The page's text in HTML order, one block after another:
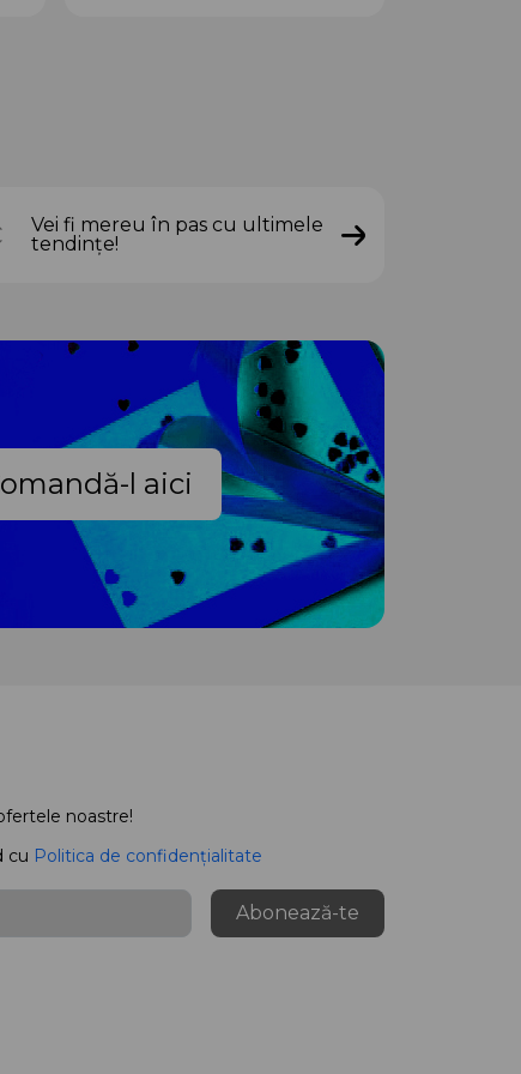
Vei fi mereu în pas cu ultimele
tendințe!
l aici
noastre!
cu Politica de confidențialitate
Abonează-te